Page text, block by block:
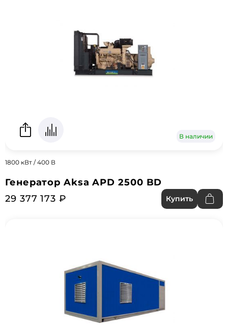
В наличии
1800 кВт / 400 В
Генератор Aksa APD 2500 BD
29 377 173 ₽
Купить